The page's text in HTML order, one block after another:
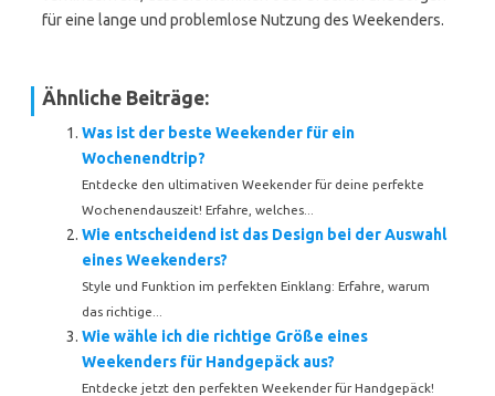
für eine lange und problemlose Nutzung des Weekenders.
Ähnliche Beiträge:
Was ist der beste Weekender für ein
Wochenendtrip?
Entdecke den ultimativen Weekender für deine perfekte
Wochenendauszeit! Erfahre, welches...
Wie entscheidend ist das Design bei der Auswahl
eines Weekenders?
Style und Funktion im perfekten Einklang: Erfahre, warum
das richtige...
Wie wähle ich die richtige Größe eines
Weekenders für Handgepäck aus?
Entdecke jetzt den perfekten Weekender für Handgepäck!